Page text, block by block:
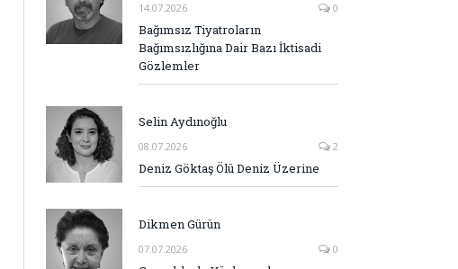
14.07.2026 0
Bağımsız Tiyatroların
Bağımsızlığına Dair Bazı İktisadi
Gözlemler
Selin Aydınoğlu
08.07.2026 2
Deniz Göktaş Ölü Deniz Üzerine
Dikmen Gürün
07.07.2026 0